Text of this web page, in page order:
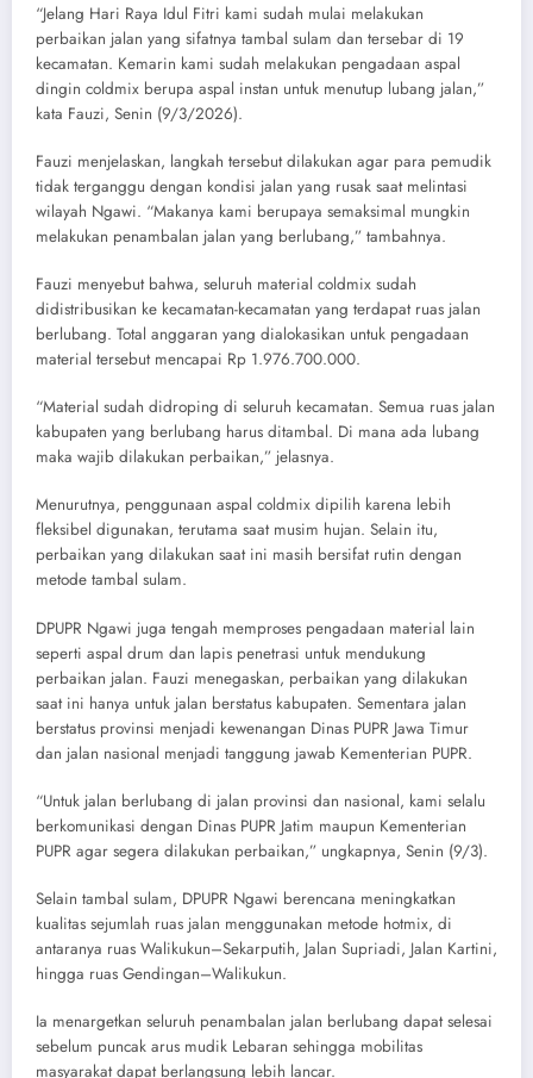
“Jelang Hari Raya Idul Fitri kami sudah mulai melakukan
perbaikan jalan yang sifatnya tambal sulam dan tersebar di 19
kecamatan. Kemarin kami sudah melakukan pengadaan aspal
dingin coldmix berupa aspal instan untuk menutup lubang jalan,”
kata Fauzi, Senin (9/3/2026).
Fauzi menjelaskan, langkah tersebut dilakukan agar para pemudik
tidak terganggu dengan kondisi jalan yang rusak saat melintasi
wilayah Ngawi. “Makanya kami berupaya semaksimal mungkin
melakukan penambalan jalan yang berlubang,” tambahnya.
Fauzi menyebut bahwa, seluruh material coldmix sudah
didistribusikan ke kecamatan-kecamatan yang terdapat ruas jalan
berlubang. Total anggaran yang dialokasikan untuk pengadaan
material tersebut mencapai Rp 1.976.700.000.
“Material sudah didroping di seluruh kecamatan. Semua ruas jalan
kabupaten yang berlubang harus ditambal. Di mana ada lubang
maka wajib dilakukan perbaikan,” jelasnya.
Menurutnya, penggunaan aspal coldmix dipilih karena lebih
fleksibel digunakan, terutama saat musim hujan. Selain itu,
perbaikan yang dilakukan saat ini masih bersifat rutin dengan
metode tambal sulam.
DPUPR Ngawi juga tengah memproses pengadaan material lain
seperti aspal drum dan lapis penetrasi untuk mendukung
perbaikan jalan. Fauzi menegaskan, perbaikan yang dilakukan
saat ini hanya untuk jalan berstatus kabupaten. Sementara jalan
berstatus provinsi menjadi kewenangan Dinas PUPR Jawa Timur
dan jalan nasional menjadi tanggung jawab Kementerian PUPR.
“Untuk jalan berlubang di jalan provinsi dan nasional, kami selalu
berkomunikasi dengan Dinas PUPR Jatim maupun Kementerian
PUPR agar segera dilakukan perbaikan,” ungkapnya, Senin (9/3).
Selain tambal sulam, DPUPR Ngawi berencana meningkatkan
kualitas sejumlah ruas jalan menggunakan metode hotmix, di
antaranya ruas Walikukun–Sekarputih, Jalan Supriadi, Jalan Kartini,
hingga ruas Gendingan–Walikukun.
Ia menargetkan seluruh penambalan jalan berlubang dapat selesai
sebelum puncak arus mudik Lebaran sehingga mobilitas
masyarakat dapat berlangsung lebih lancar.